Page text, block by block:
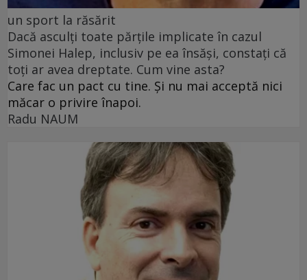
un sport la răsărit
Dacă asculți toate părțile implicate în cazul
Simonei Halep, inclusiv pe ea însăși, constați că
toți ar avea dreptate. Cum vine asta?
Care fac un pact cu tine. Și nu mai acceptă nici
măcar o privire înapoi.
Radu NAUM